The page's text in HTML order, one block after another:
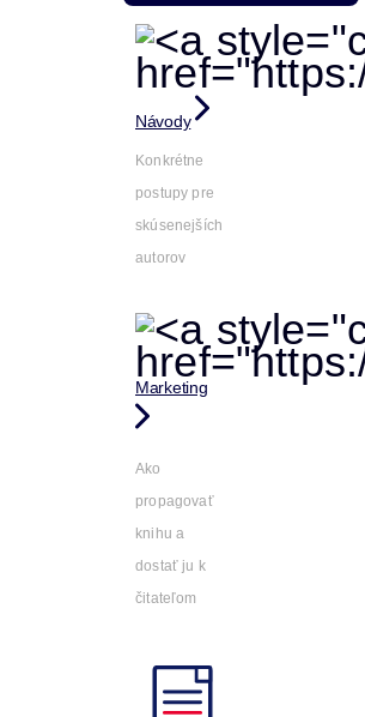
Návody
Konkrétne
postupy pre
skúsenejších
autorov
Marketing
Ako
propagovať
knihu a
dostať ju k
čitateľom